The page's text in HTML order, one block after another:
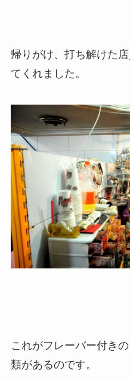
帰りがけ、打ち解けた
てくれました。
これがフレーバー付き
類があるのです。